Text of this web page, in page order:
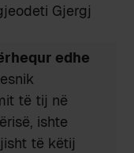
Gjergj
edhe
të tij në
ishte
të këtij